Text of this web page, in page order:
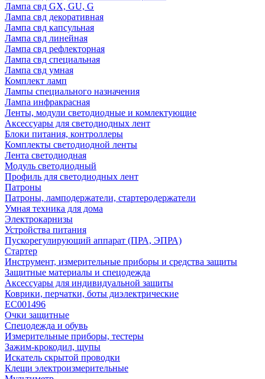
Лампа свд GX, GU, G
Лампа свд декоративная
Лампа свд капсульная
Лампа свд линейная
Лампа свд рефлекторная
Лампа свд специальная
Лампа свд умная
Комплект ламп
Лампы специального назначения
Лампа инфракрасная
Ленты, модули светодиодные и комлектующие
Аксессуары для светодиодных лент
Блоки питания, контроллеры
Комплекты светодиодной ленты
Лента светодиодная
Модуль светодиодный
Профиль для светодиодных лент
Патроны
Патроны, ламподержатели, стартеродержатели
Умная техника для дома
Электрокарнизы
Устройства питания
Пускорегулирующий аппарат (ПРА, ЭПРА)
Стартер
Инструмент, измерительные приборы и средства защиты
Защитные материалы и спецодежда
Аксессуары для индивидуальной защиты
Коврики, перчатки, боты диэлектрические
EC001496
Очки защитные
Спецодежда и обувь
Измерительные приборы, тестеры
Зажим-крокодил, щупы
Искатель скрытой проводки
Клещи электроизмерительные